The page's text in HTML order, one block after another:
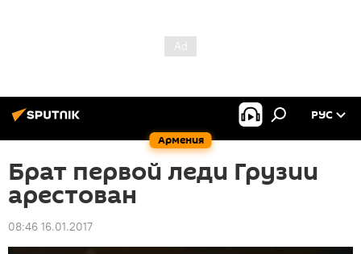
Армения
РУС
Брат первой леди Грузии
арестован
08:46 16.01.2017